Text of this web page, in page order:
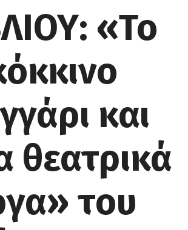
«Το
και
θεατρικά
του